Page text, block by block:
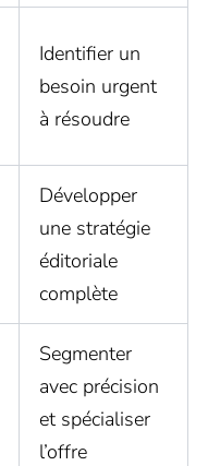
Identifier un
besoin urgent
à résoudre
Développer
une stratégie
éditoriale
complète
Segmenter
avec précision
et spécialiser
l’offre